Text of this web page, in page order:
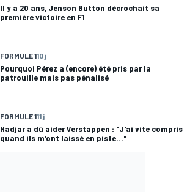
Il y a 20 ans, Jenson Button décrochait sa
première victoire en F1
FORMULE 110 j
Pourquoi Pérez a (encore) été pris par la
patrouille mais pas pénalisé
FORMULE 111 j
Hadjar a dû aider Verstappen : "J'ai vite compris
quand ils m'ont laissé en piste..."